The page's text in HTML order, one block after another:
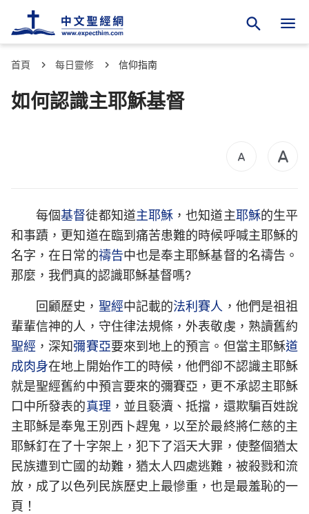
首頁 每日靈修 信仰指南
如何認識主耶穌基督
每個基督徒都知道主耶穌 ，也知道主耶穌的生平
和事蹟，更知道在臨到痛苦患難的時候呼喊主耶穌的
名字，在日常的禱告中也是奉主耶穌基督的名禱告。
那麼，我們真的認識耶穌基督嗎?
回顧歷史， 聖經中記載的法利賽人 ，他們是祖祖
輩輩信神的人，守住律法規條，外表敬虔，熟讀舊約
聖經 ，深知彌賽亞要來到地上的預言。但當主耶穌道
成肉身在地上開始作工的時候，他們卻不認識主耶穌
就是聖經舊約中預言要來的彌賽亞，更不承認主耶穌
口中所發表的真理 ，並且褻瀆、抵擋，還欺騙百姓說
主耶穌是奉鬼王別西卜趕鬼，以至於最終將仁慈的主
耶穌釘在了十字架上，犯下了滔天大罪，使整個猶太
民族遭到亡國的劫難，猶太人四處逃難，被殺戮和流
放，成了以色列民族歷史上最慘重，也是最羞恥的一
頁！